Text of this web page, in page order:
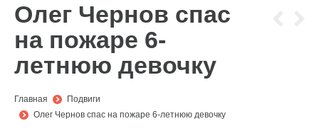
Олег Чернов спас
на пожаре 6-
летнюю девочку
You are here:
Главная
Подвиги
Олег Чернов спас на пожаре 6-летнюю девочку